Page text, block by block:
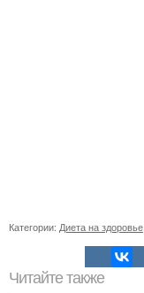
Категории: Диета на здоровье
Читайте также